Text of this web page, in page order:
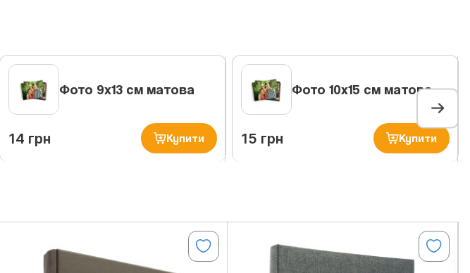
Фото 9х13 см матова
14 грн Купити
Фото 10х15 см матова
15 грн Купити